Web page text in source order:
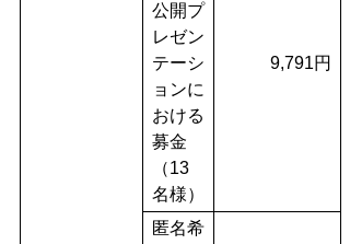
公開プ
レゼン
テーシ
ョンに
おける
募金
（13
名様）
9,791円
匿名希